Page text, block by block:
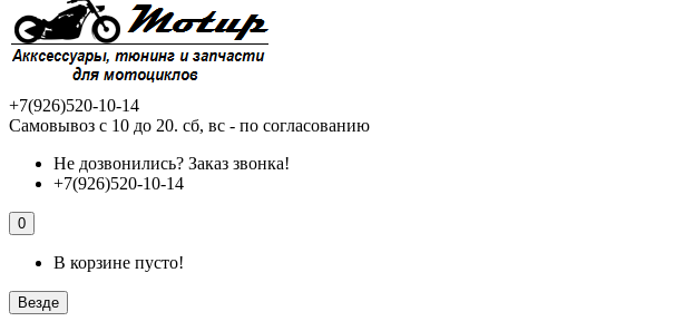
+7(926)520-10-14
Самовывоз с 10 до 20. сб, вс - по согласованию
Не дозвонились? Заказ звонка!
+7(926)520-10-14
0
В корзине пусто!
Везде